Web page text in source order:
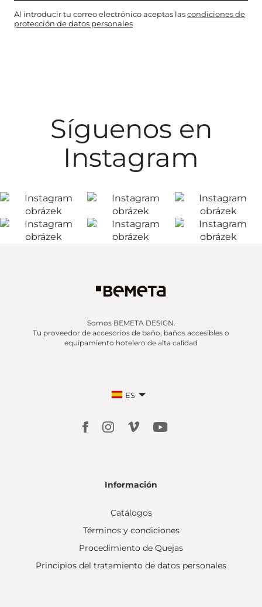
Al introducir tu correo electrónico aceptas lascondiciones de
protección de datos personales
Síguenos en
Instagram
Somos BEMETA DESIGN.
Tu proveedor de accesorios de baño, baños accesibles o
equipamiento hotelero de alta calidad
ES
Información
Catálogos
Términos y condiciones
Procedimiento de Quejas
Principios del tratamiento de datos personales